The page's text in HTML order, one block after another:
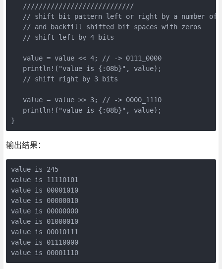
   ////////////////////////////
// shift bit pattern left or right by a number of
   // and backfill shifted bit spaces with zeros
   // shift left by 4 bits
   value = value << 4; // -> 0111_0000
   println!("value is {:08b}", value);
   // shift right by 3 bits
   value = value >> 3; // -> 0000_1110
   println!("value is {:08b}", value);
输出结果：
value is 245
value is 11110101
value is 00001010
value is 00000010
value is 00000000
value is 01000010
value is 00010111
value is 01110000
value is 00001110